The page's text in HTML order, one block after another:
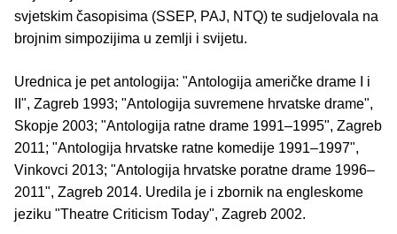
svjetskim časopisima (SSEP, PAJ, NTQ) te sudjelovala na
brojnim simpozijima u zemlji i svijetu.
Urednica je pet antologija: "Antologija američke drame I i
II", Zagreb 1993; "Antologija suvremene hrvatske drame",
Skopje 2003; "Antologija ratne drame 1991‒1995", Zagreb
2011; "Antologija hrvatske ratne komedije 1991‒1997",
Vinkovci 2013; "Antologija hrvatske poratne drame 1996‒
2011", Zagreb 2014. Uredila je i zbornik na engleskome
jeziku "Theatre Criticism Today", Zagreb 2002.